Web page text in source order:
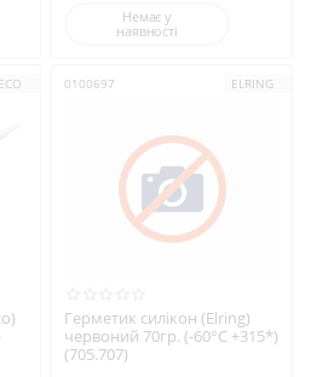
Немає у
наявності
0100697 ELRING
Герметик силікон (Elring)
червоний 70гр. (-60°C +315*)
(705.707)